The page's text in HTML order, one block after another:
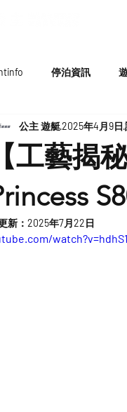
停泊資訊
【工藝揭
公主 遊艇2025年4月9日
新： 2025年7月22日